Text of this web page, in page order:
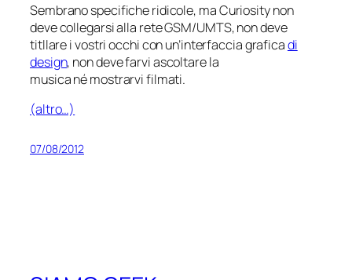
Sembrano specifiche ridicole, maCuriositynon
deve collegarsi alla rete GSM/UMTS, non deve
titllare i vostri occhi con un’interfaccia graficadi
design, non deve farvi ascoltare la
musica né mostrarvi filmati.
(altro…)
07/08/2012